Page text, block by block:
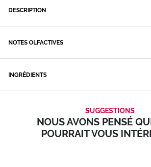
DESCRIPTION
NOTES OLFACTIVES
INGRÉDIENTS
SUGGESTIONS
NOUS AVONS PENSÉ
POURRAIT VOUS